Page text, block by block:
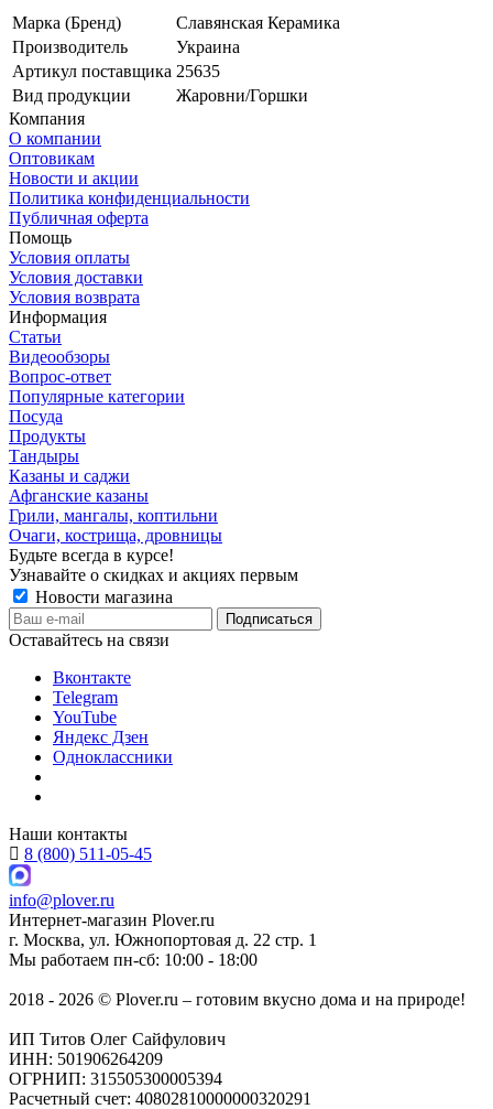
Марка (Бренд)
Славянская Керамика
Производитель
Украина
Артикул поставщика 25635
Вид продукции
Жаровни/Горшки
Компания
О компании
Оптовикам
Новости и акции
Политика конфиденциальности
Публичная оферта
Помощь
Условия оплаты
Условия доставки
Условия возврата
Информация
Статьи
Видеообзоры
Вопрос-ответ
Популярные категории
Посуда
Продукты
Тандыры
Казаны и саджи
Афганские казаны
Грили, мангалы, коптильни
Очаги, кострища, дровницы
Будьте всегда в курсе!
Узнавайте о скидках и акциях первым
Новости магазина
Оставайтесь на связи
Вконтакте
Telegram
YouTube
Яндекс Дзен
Одноклассники
Наши контакты
8 (800) 511-05-45
info@plover.ru
Интернет-магазин Plover.ru
г. Москва, ул. Южнопортовая д. 22 стр. 1
Мы работаем пн-сб: 10:00 - 18:00
2018 - 2026 © Plover.ru – готовим вкусно дома и на природе!
ИП Титов Олег Сайфулович
ИНН: 501906264209
ОГРНИП: 315505300005394
Расчетный счет: 40802810000000320291